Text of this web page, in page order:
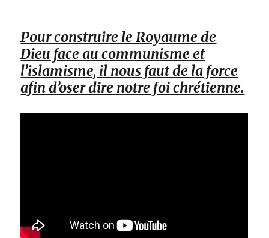
Pour construire le Royaume de
Dieu face au communisme et
l’islamisme, il nous faut de la force
afin d’oser dire notre foi chrétienne.